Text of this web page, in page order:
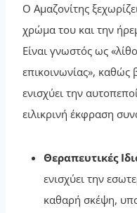
Ο Αμαζονίτης
χρώμα του και την
Είναι γνωστός ως
επικοινωνίας»,
ενισχύει την
ειλικρινή έκφραση
Θεραπευτικές
ενισχύει την
καθαρή σκέψη,